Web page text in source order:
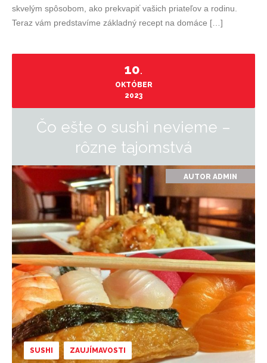
skvelým spôsobom, ako prekvapiť vašich priateľov a rodinu.
Teraz vám predstavíme základný recept na domáce […]
10.
OKTÓBER
2023
Čo ešte o sushi nevieme –
rôzne tajomstvá
AUTOR ADMIN
SUSHI ZAUJÍMAVOSTI